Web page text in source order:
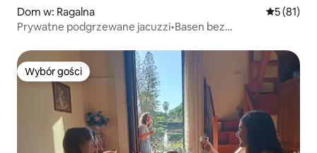
Dom w: Ragalna Średnia
5 (81)
Prywatne podgrzewane jacuzzi•Basen bez
Wybór gości
Wybór gości